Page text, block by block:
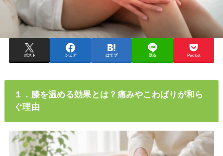
ポスト シェア はてブ 送る Pocket
１．膝を温める効果とは？痛みやこわばりが和ら
ぐ理由